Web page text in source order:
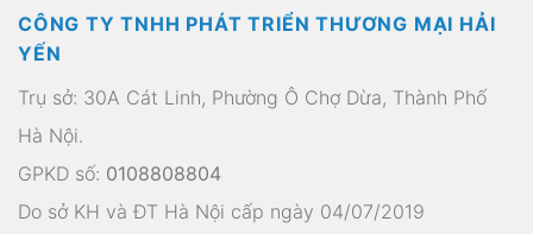
CÔNG TY TNHH PHÁT TRIỂN THƯƠNG MẠI HẢI
YẾN
Trụ sở: 30A Cát Linh, Phường Ô Chợ Dừa, Thành Phố
Hà Nội.
GPKD số: 0108808804
Do sở KH và ĐT Hà Nội cấp ngày 04/07/2019